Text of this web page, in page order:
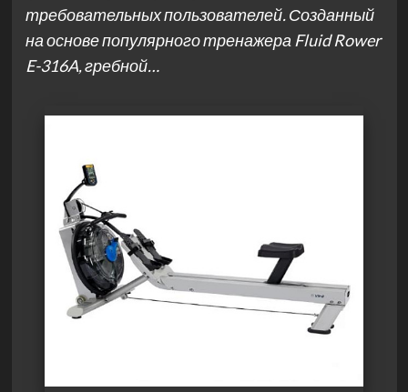
требовательных пользователей. Созданный
на основе популярного тренажера Fluid Rower
E-316A, гребной…